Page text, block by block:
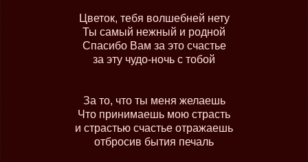
Цветок, тебя волшебней нету
Ты самый нежный и родной
Спасибо Вам за это счастье
за эту чудо-ночь с тобой
За то, что ты меня желаешь
Что принимаешь мою страсть
и страстью счастье отражаешь
отбросив бытия печаль